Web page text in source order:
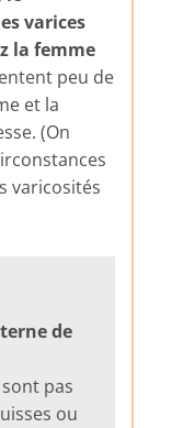
varices
la femme
peu de
et la
(On
varicosités
de
pas
ou